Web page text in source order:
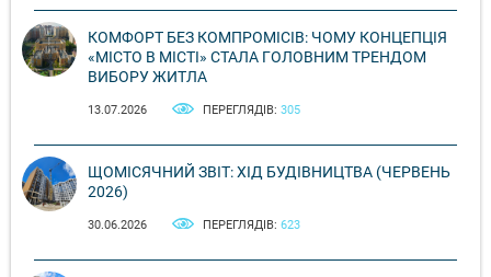
КОМФОРТ БЕЗ КОМПРОМІСІВ: ЧОМУ КОНЦЕПЦІЯ
«МІСТО В МІСТІ» СТАЛА ГОЛОВНИМ ТРЕНДОМ
ВИБОРУ ЖИТЛА
13.07.2026 ПЕРЕГЛЯДІВ: 305
ЩОМІСЯЧНИЙ ЗВІТ: ХІД БУДІВНИЦТВА (ЧЕРВЕНЬ
2026)
30.06.2026 ПЕРЕГЛЯДІВ: 623